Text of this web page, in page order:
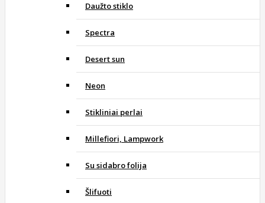
Daužto stiklo
Spectra
Desert sun
Neon
Stikliniai perlai
Millefiori, Lampwork
Su sidabro folija
Šlifuoti